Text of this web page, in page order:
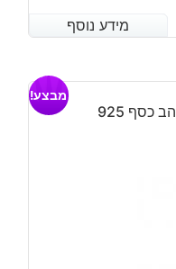
מידע נוסף
מידע נוסף
כסף 925
מבצע!